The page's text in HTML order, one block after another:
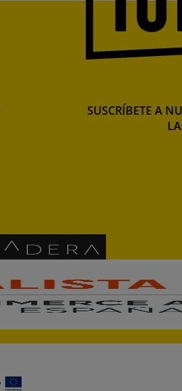
SUSCRÍBETE A